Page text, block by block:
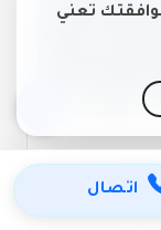
الظهران -
اتصال
تعني